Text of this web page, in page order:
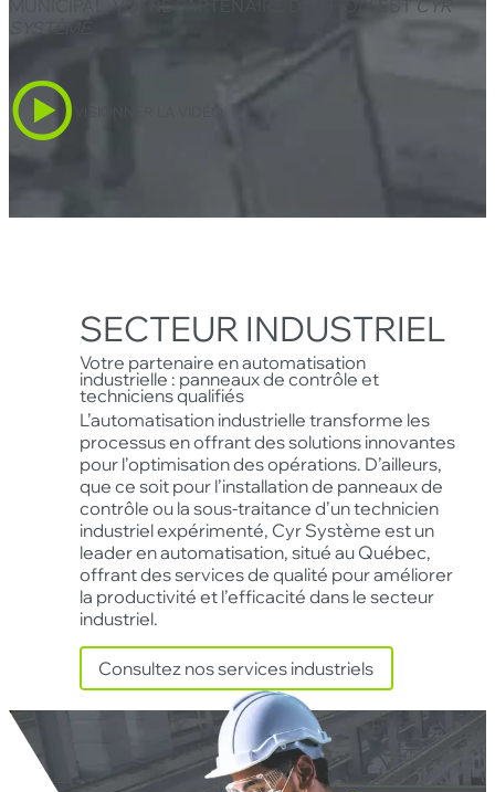
MUNICIPAL, VOTRE PARTENAIRE DE CHOIX ESTCYR
SYSTÈME
SECTEUR INDUSTRIEL
Votre partenaire en automatisation
industrielle : panneaux de contrôle et
techniciens qualifiés
L’automatisation industrielle transforme les
processus en offrant des solutions innovantes
pour l’optimisation des opérations. D’ailleurs,
que ce soit pour l’installation de panneaux de
contrôle ou la sous-traitance d’un technicien
industriel expérimenté, Cyr Système est un
leader en automatisation, situé au Québec,
offrant des services de qualité pour améliorer
la productivité et l’efficacité dans le secteur
industriel.
Consultez nos services industriels